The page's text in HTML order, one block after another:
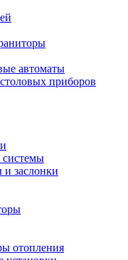
автоматы
приборов
заслонки
отопления